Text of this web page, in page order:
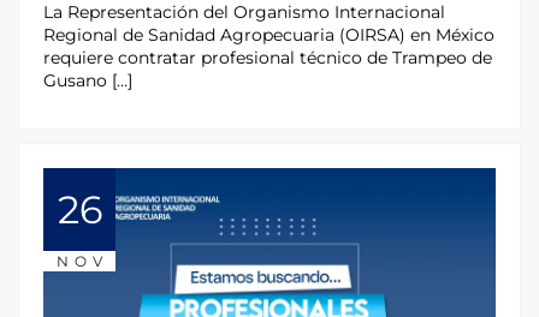
La Representación del Organismo Internacional
Regional de Sanidad Agropecuaria (OIRSA) en México
requiere contratar profesional técnico de Trampeo de
Gusano […]
26
NOV